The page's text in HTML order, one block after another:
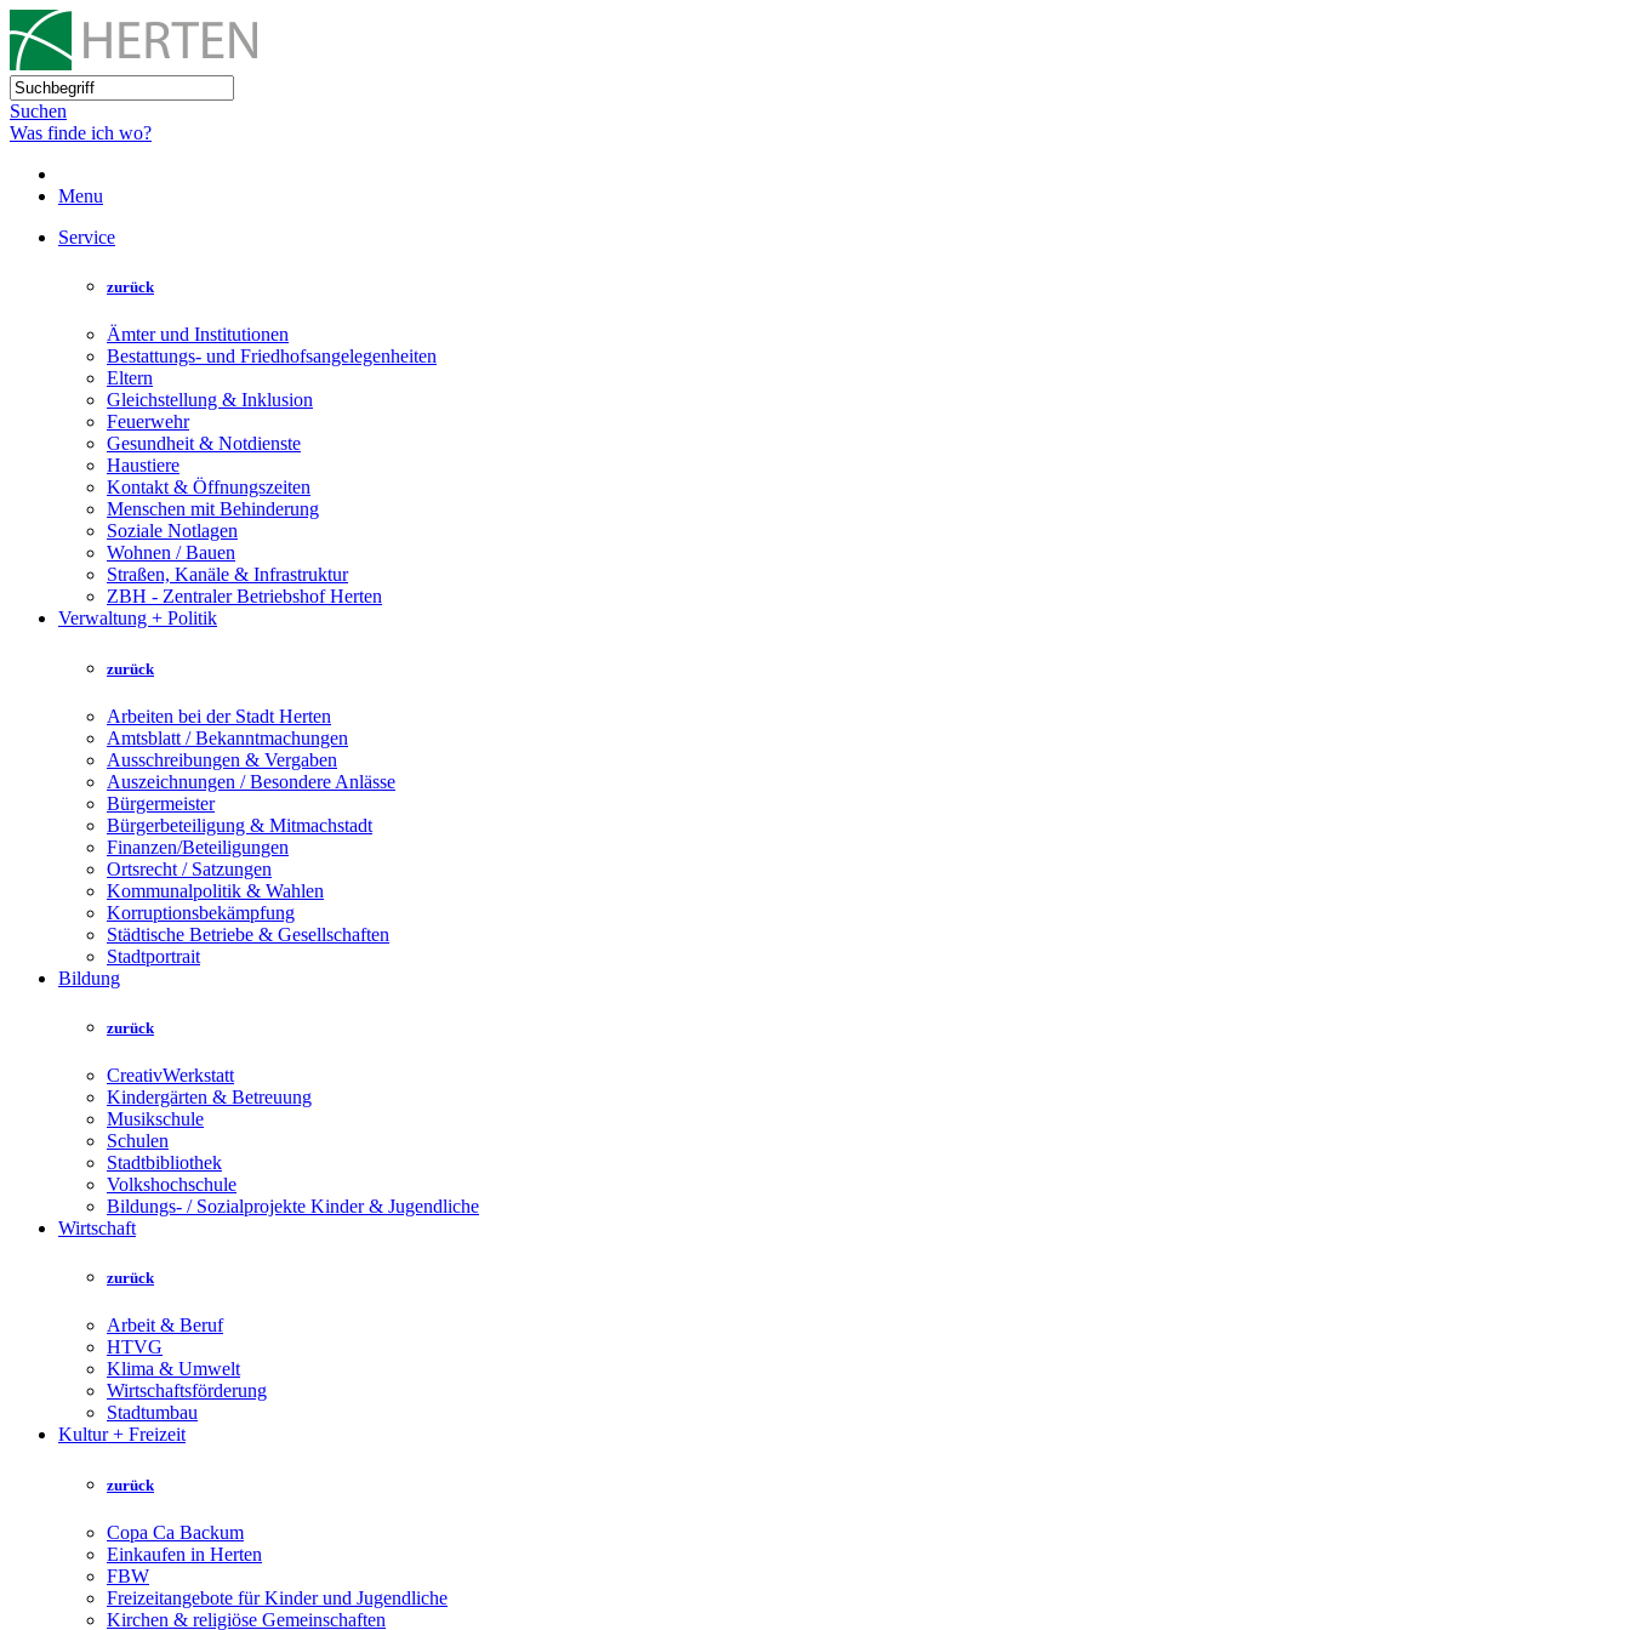
Suchen
Was finde ich wo?
Menu
Service
zurück
Ämter und Institutionen
Bestattungs- und Friedhofsangelegenheiten
Eltern
Gleichstellung & Inklusion
Feuerwehr
Gesundheit & Notdienste
Haustiere
Kontakt & Öffnungszeiten
Menschen mit Behinderung
Soziale Notlagen
Wohnen / Bauen
Straßen, Kanäle & Infrastruktur
ZBH - Zentraler Betriebshof Herten
Verwaltung + Politik
zurück
Arbeiten bei der Stadt Herten
Amtsblatt / Bekanntmachungen
Ausschreibungen & Vergaben
Auszeichnungen / Besondere Anlässe
Bürgermeister
Bürgerbeteiligung & Mitmachstadt
Finanzen/Beteiligungen
Ortsrecht / Satzungen
Kommunalpolitik & Wahlen
Korruptionsbekämpfung
Städtische Betriebe & Gesellschaften
Stadtportrait
Bildung
zurück
CreativWerkstatt
Kindergärten & Betreuung
Musikschule
Schulen
Stadtbibliothek
Volkshochschule
Bildungs- / Sozialprojekte Kinder & Jugendliche
Wirtschaft
zurück
Arbeit & Beruf
HTVG
Klima & Umwelt
Wirtschaftsförderung
Stadtumbau
Kultur + Freizeit
zurück
Copa Ca Backum
Einkaufen in Herten
FBW
Freizeitangebote für Kinder und Jugendliche
Kirchen & religiöse Gemeinschaften